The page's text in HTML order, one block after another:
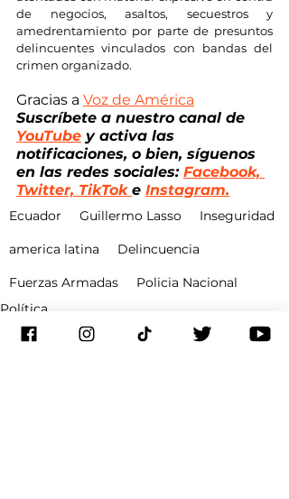
de negocios, asaltos, secuestros y
amedrentamiento por parte de presuntos
delincuentes vinculados con bandas del
crimen organizado.
Gracias a Voz de América
Suscríbete a nuestro canal de
YouTube y activa las
notificaciones, o bien, síguenos
en las redes sociales: Facebook,
Twitter, TikTok e Instagram.
Ecuador Guillermo Lasso Inseguridad
america latina Delincuencia
Fuerzas Armadas
Policia Nacional
Política
Ecuador
Seguridad